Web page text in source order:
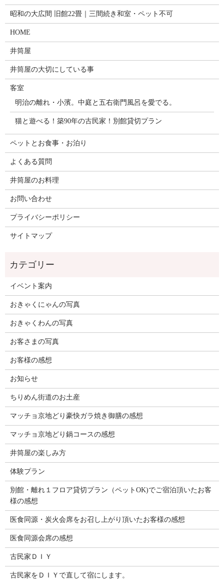
昭和の大広間 旧館22畳｜三間続き和室・ペット不可
HOME
井筒屋
井筒屋の大切にしている事
客室
明治の離れ・小濱。中庭と五右衛門風呂を愛でる。
猫と遊べる！築90年の古民家！別館貸切プラン
ペットとお食事・お泊り
よくある質問
井筒屋のお料理
お問い合わせ
プライバシーポリシー
サイトマップ
イベント案内
おきゃくにゃんの写真
おきゃくわんの写真
お客さまの写真
お客様の感想
お知らせ
ちりめん街道のお土産
マッチョ京地どり豪快ガラ焼き御膳の感想
マッチョ京地どり鍋コースの感想
井筒屋の楽しみ方
体験プラン
別館・離れ１フロア貸切プラン（ペットOK)でご宿泊頂いたお客
様の感想
医食同源・炭火会席をお召し上がり頂いたお客様の感想
医食同源会席の感想
古民家ＤＩＹ
古民家をＤＩＹで直して宿にします。